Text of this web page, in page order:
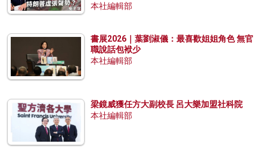
本社編輯部
書展2026｜葉劉淑儀：最喜歡姐姐角色 無官
職說話包袱少
本社編輯部
梁鏡威獲任方大副校長 呂大樂加盟社科院
本社編輯部